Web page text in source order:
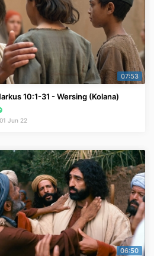
07:53
10:1-31 - Wersing (Kolana)
01 Jun 22
06:50